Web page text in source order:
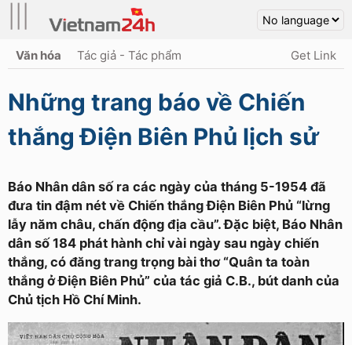
Văn hóa Tác giả - Tác phẩm Get Link
Những trang báo về Chiến
thắng Điện Biên Phủ lịch sử
Báo Nhân dân số ra các ngày của tháng 5-1954 đã
đưa tin đậm nét về Chiến thắng Ðiện Biên Phủ “lừng
lẫy năm châu, chấn động địa cầu”. Ðặc biệt, Báo Nhân
dân số 184 phát hành chỉ vài ngày sau ngày chiến
thắng, có đăng trang trọng bài thơ “Quân ta toàn
thắng ở Ðiện Biên Phủ” của tác giả C.B., bút danh của
Chủ tịch Hồ Chí Minh.